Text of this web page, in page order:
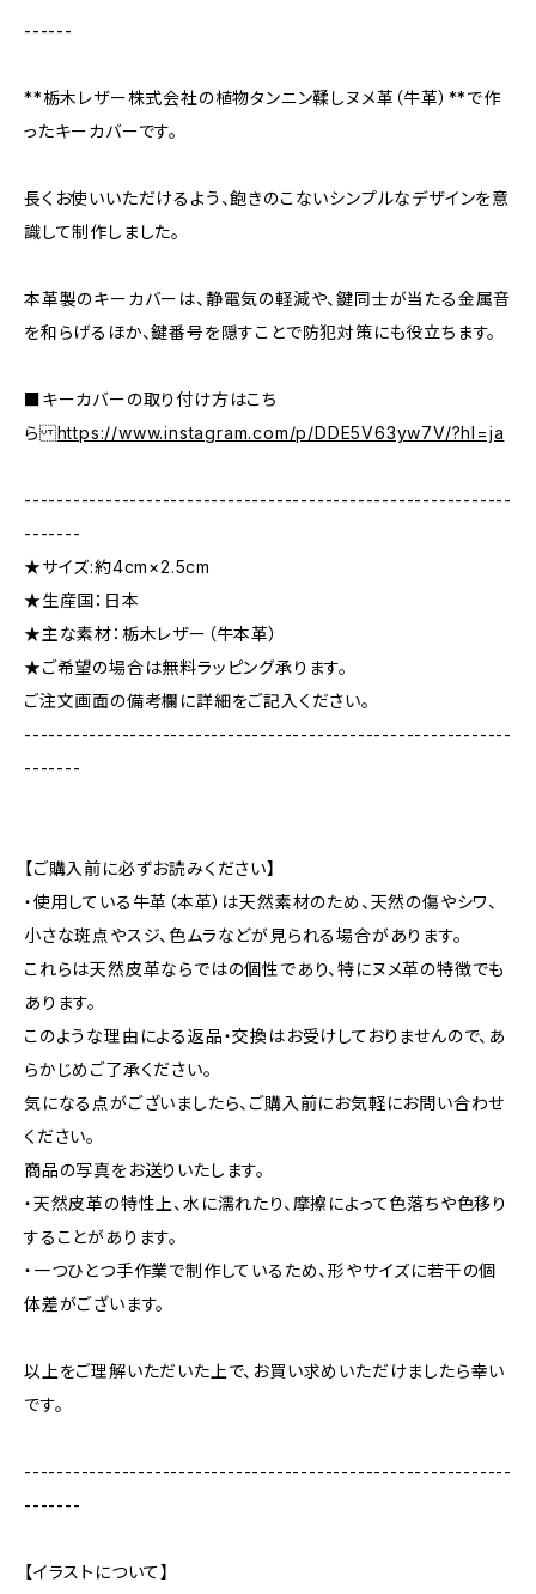
------
**栃木レザー株式会社の植物タンニン鞣しヌメ革（牛革）**で作
ったキーカバーです。
長くお使いいただけるよう、飽きのこないシンプルなデザインを意
識して制作しました。
本革製のキーカバーは、静電気の軽減や、鍵同士が当たる金属音
を和らげるほか、鍵番号を隠すことで防犯対策にも役立ちます。
■キーカバーの取り付け方はこち
らhttps://www.instagram.com/p/DDE5V63yw7V/?hl=ja
------------------------------------------------------------
-------
★サイズ:約4cm×2.5cm
★生産国：日本
★主な素材：栃木レザー（牛本革）
★ご希望の場合は無料ラッピング承ります。
ご注文画面の備考欄に詳細をご記入ください。
------------------------------------------------------------
-------
【ご購入前に必ずお読みください】
・使用している牛革（本革）は天然素材のため、天然の傷やシワ、
小さな斑点やスジ、色ムラなどが見られる場合があります。
これらは天然皮革ならではの個性であり、特にヌメ革の特徴でも
あります。
このような理由による返品・交換はお受けしておりませんので、あ
らかじめご了承ください。
気になる点がございましたら、ご購入前にお気軽にお問い合わせ
ください。
商品の写真をお送りいたします。
・天然皮革の特性上、水に濡れたり、摩擦によって色落ちや色移り
することがあります。
・一つひとつ手作業で制作しているため、形やサイズに若干の個
体差がございます。
以上をご理解いただいた上で、お買い求めいただけましたら幸い
です。
------------------------------------------------------------
-------
【イラストについて】